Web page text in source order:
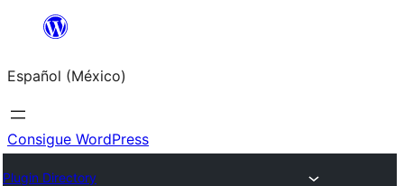
Saltar
contenido
Español (México)
Consigue WordPress
Plugin Directory